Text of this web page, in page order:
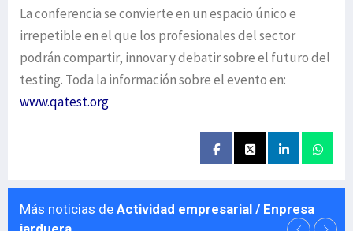
La conferencia se convierte en un espacio único e
irrepetible en el que los profesionales del sector
podrán compartir, innovar y debatir sobre el futuro del
testing. Toda la información sobre el evento en:
www.qatest.org
Más noticias de Actividad empresarial / Enpresa